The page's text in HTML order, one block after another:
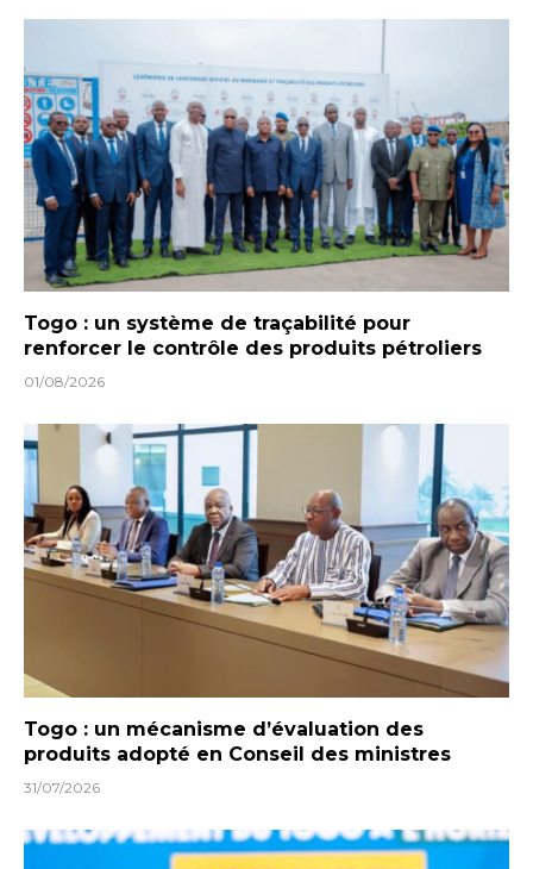
Togo : un système de traçabilité pour
renforcer le contrôle des produits pétroliers
01/08/2026
Togo : un mécanisme d’évaluation des
produits adopté en Conseil des ministres
31/07/2026